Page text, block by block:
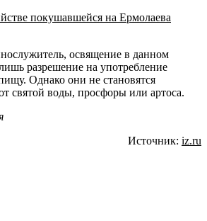
покушавшейся на Ермолаева
освящение в данном
разрешение на употребление
Однако они не становятся
святой воды, просфоры или артоса.
Источник: iz.ru